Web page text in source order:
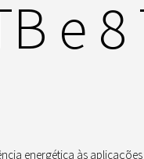
e
energética às